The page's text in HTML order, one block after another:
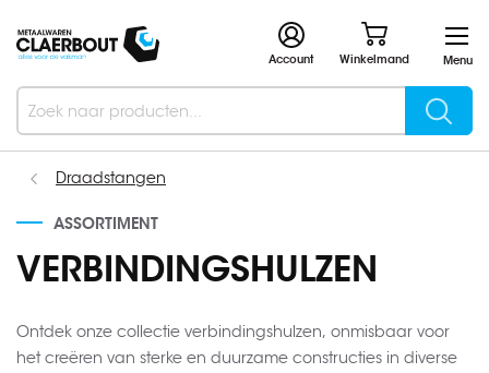
Menu
Winkelmand
Account
Search
Draadstangen
ASSORTIMENT
VERBINDINGSHULZEN
Ontdek onze collectie verbindingshulzen, onmisbaar voor
het creëren van sterke en duurzame constructies in diverse